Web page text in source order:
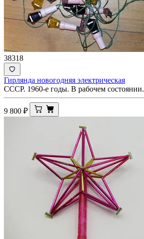
38318
Гирлянда новогодняя электрическая
СССР. 1960-е годы. В рабочем состоянии.
9 800 ₽